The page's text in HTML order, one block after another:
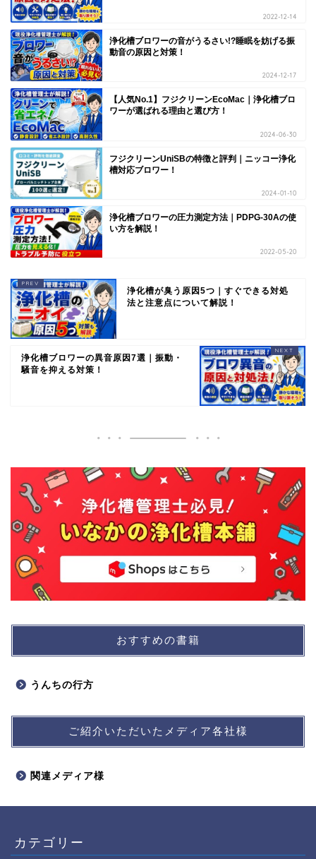
2022-12-14
浄化槽ブロワーの音がうるさい!?睡眠を妨げる振
動音の原因と対策！
2024-12-17
【人気No.1】フジクリーンEcoMac｜浄化槽ブロ
ワーが選ばれる理由と選び方！
2024-06-30
フジクリーンUniSBの特徴と評判｜ニッコー浄化
槽対応ブロワー！
2024-01-10
浄化槽ブロワーの圧力測定方法｜PDPG-30Aの使
い方を解説！
2022-05-20
浄化槽が臭う原因5つ｜すぐできる対処
法と注意点について解説！
浄化槽ブロワーの異音原因7選｜振動・
騒音を抑える対策！
おすすめの書籍
うんちの行方
ご紹介いただいたメディア各社様
関連メディア様
カテゴリー